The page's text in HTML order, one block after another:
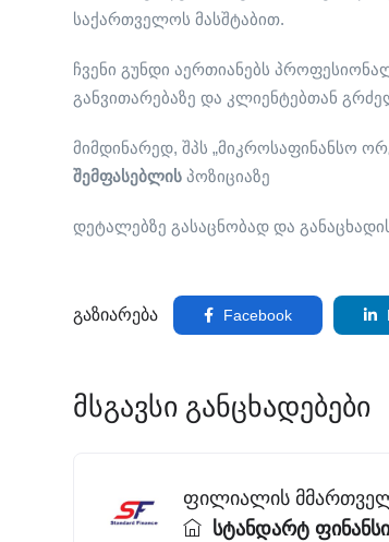
საქართველოს მასშტაბით.
ჩვენი გუნდი აერთიანებს
განვითარებაზე და კლიენტებთან
მიმდინარედ, შპს „მიკროსაფინანსო
შემფასებლის პოზიციაზე
დეტალებზე გასაცნობად და
გაზიარება Facebook
მსგავსი განცხადებები
ფილიალის
სტანდარტ ფინანსი